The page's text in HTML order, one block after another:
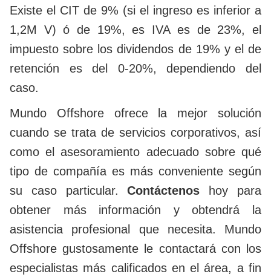
Existe el CIT de 9% (si el ingreso es inferior a
1,2M V) ó de 19%, es IVA es de 23%, el
impuesto sobre los dividendos de 19% y el de
retención es del 0-20%, dependiendo del
caso.
Mundo Offshore ofrece la mejor solución
cuando se trata de servicios corporativos, así
como el asesoramiento adecuado sobre qué
tipo de compañía es más conveniente según
su caso particular.Contáctenos hoy para
obtener más información y obtendrá la
asistencia profesional que necesita. Mundo
Offshore gustosamente le contactará con los
especialistas más calificados en el área, a fin